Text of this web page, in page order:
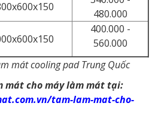
480.000
400.000 -
560.000
mát cooling pad Trung Quốc
mát cho máy làm mát tại:
tam-lam-mat-cho-